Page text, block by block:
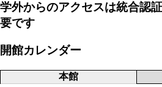
学外からのアクセスは統合認
要です
開館カレンダー
本館